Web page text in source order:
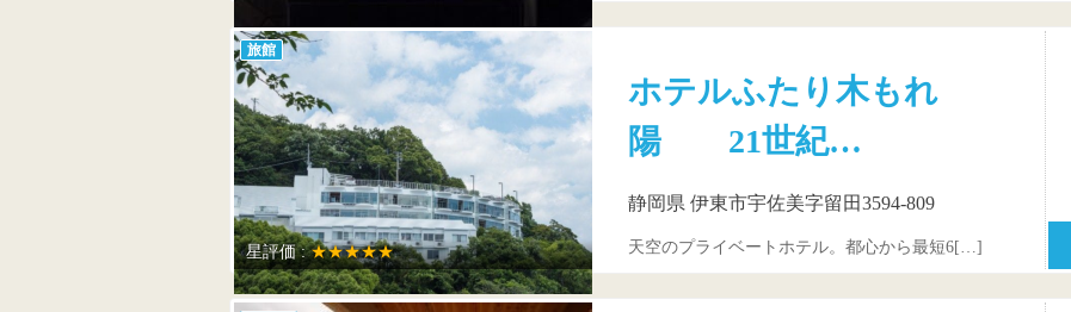
旅館
星評価 :★★★★★
ホテルふたり木もれ
陽 21世紀…
静岡県 伊東市宇佐美字留田3594-809
天空のプライベートホテル。都心から最短6[…]